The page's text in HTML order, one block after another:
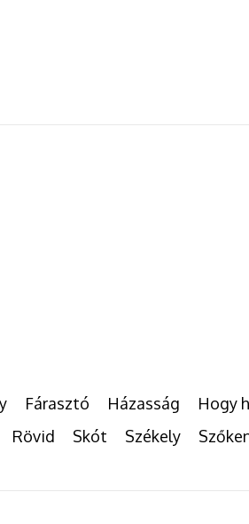
Fárasztó Házasság
Hogy
Rövid Skót Székely